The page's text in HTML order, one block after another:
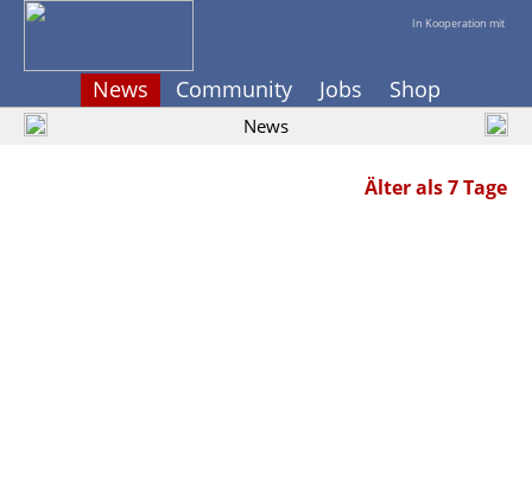
In Kooperation mit
News Community Jobs Shop
News
Älter als 7 Tage